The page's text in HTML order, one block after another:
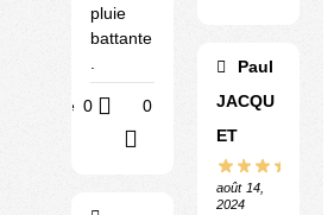
pluie
battante
Utile 0 0
Paul
JACQU
ET
août 14,
2024